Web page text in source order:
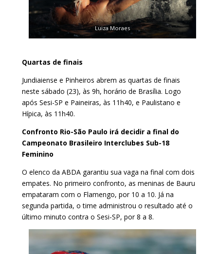
Luiza Moraes
Quartas de finais
Jundiaiense e Pinheiros abrem as quartas de finais
neste sábado (23), às 9h, horário de Brasília. Logo
após Sesi-SP e Paineiras, às 11h40, e Paulistano e
Hípica, às 11h40.
Confronto Rio-São Paulo irá decidir a final do
Campeonato Brasileiro Interclubes Sub-18
Feminino
O elenco da ABDA garantiu sua vaga na final com dois
empates. No primeiro confronto, as meninas de Bauru
empataram com o Flamengo, por 10 a 10. Já na
segunda partida, o time administrou o resultado até o
último minuto contra o Sesi-SP, por 8 a 8.